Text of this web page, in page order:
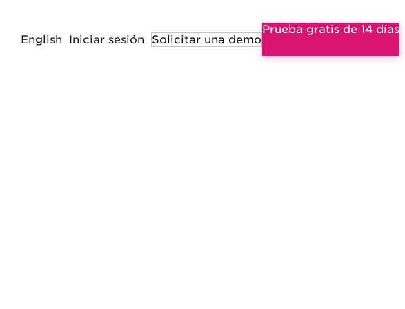
English Iniciar sesión Solicitar una demo
Prueba gratis de 14 días